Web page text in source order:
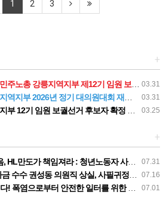
1 2 3
+
03.31
강릉지역지부 제12기 임원 보궐선거결과 공고
03.31
부 2026년 정기 대의원대회 재소집 건
03.25
12기 임원 보궐선거 후보자 확정 공고
+
07.31
청년노동자 사망사고의 철저한 진상규명과 재발방지 대책 마련하라
07.16
수수 권성동 의원직 상실, 사필귀정이다
07.01
일터를 위한 민주노총 강원지역본부 폭염감시단 선포 기자회견